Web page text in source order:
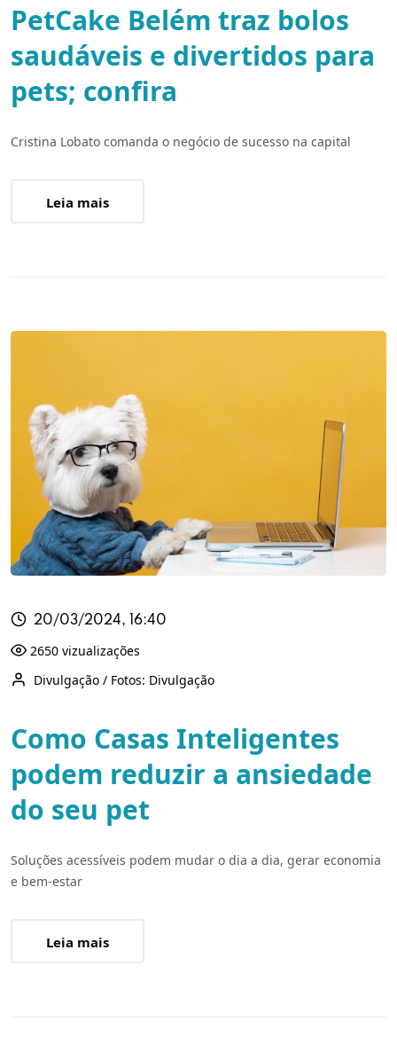
PetCake Belém traz bolos
saudáveis e divertidos para
pets; confira
Cristina Lobato comanda o negócio de sucesso na capital
Leia mais
20/03/2024, 16:40
2650 vizualizações
Divulgação / Fotos: Divulgação
Como Casas Inteligentes
podem reduzir a ansiedade
do seu pet
Soluções acessíveis podem mudar o dia a dia, gerar economia
e bem-estar
Leia mais